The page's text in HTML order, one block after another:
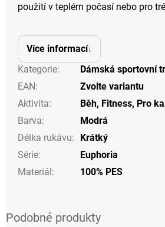
použití v teplém počasí nebo pro
Více informací
Kategorie:
Dámská sportovní
EAN:
Zvolte variantu
Aktivita: Běh, Fitness, Pro
Barva:
Modrá
Délka rukávu:
Krátký
Série:
Euphoria
Materiál: 100% PES